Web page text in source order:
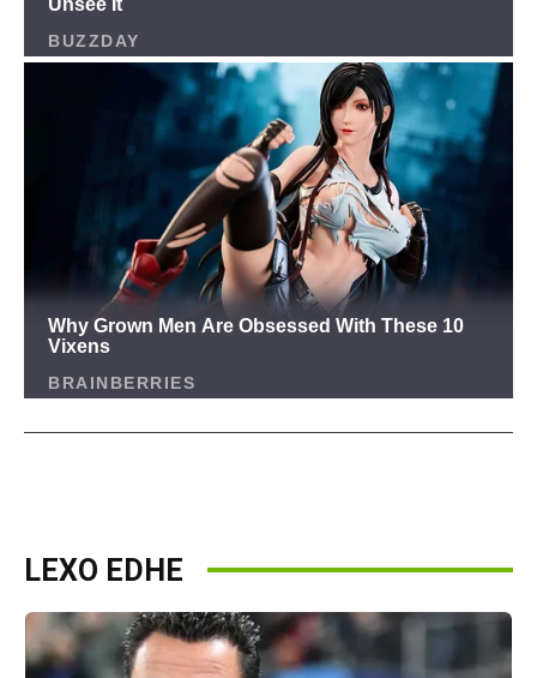
LEXO EDHE